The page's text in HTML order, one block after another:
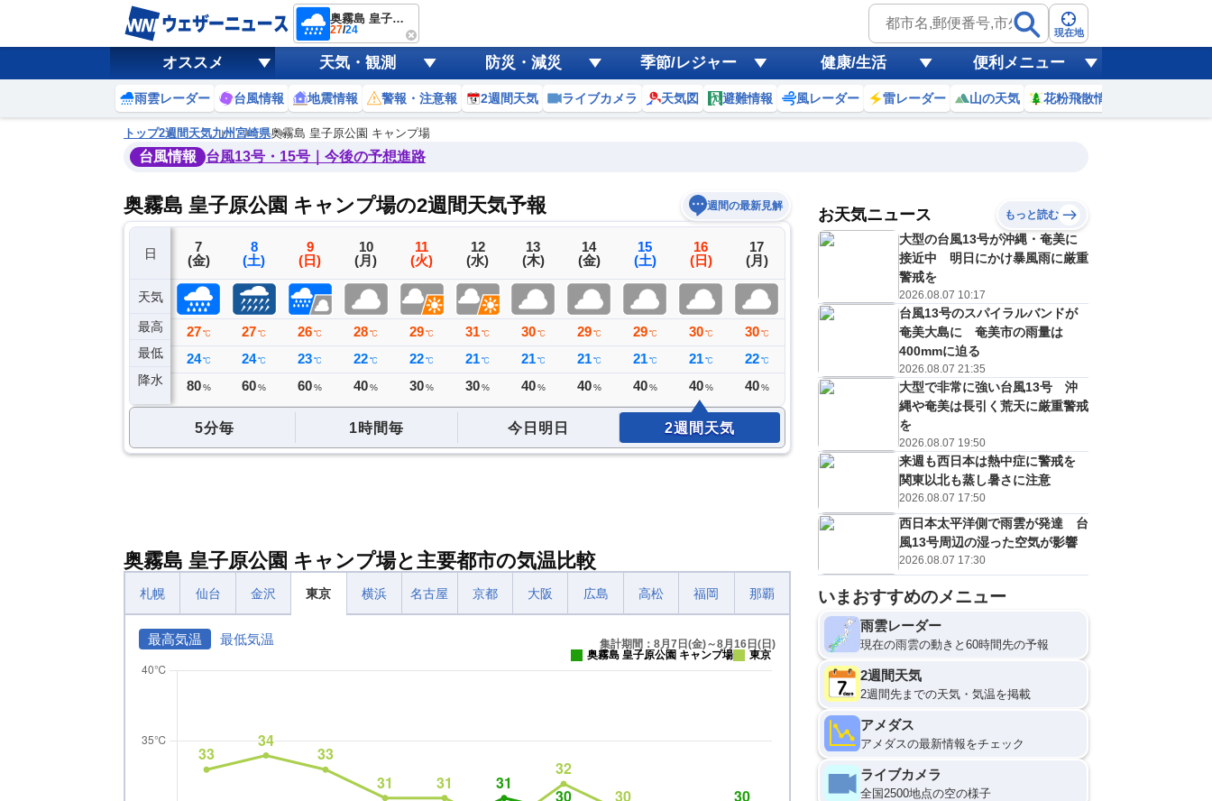
奥霧島 皇子原公園 キャンプ場
27/24 現在地
オススメ 天気・観測 防災・減災 季節/レジャー 健康/生活 便利メニュー
雨雲レーダー 台風情報 地震情報 警報・注意報 2週間天気 ライブカメラ 天気図 避難情報 風レーダー 雷レーダー 山の天気 花粉飛散情報
トップ2週間天気九州宮崎県奥霧島 皇子原公園 キャンプ場
台風情報 台風13号・15号｜今後の予想進路
奥霧島 皇子原公園 キャンプ場の2週間天気予報 週間の最新見解
日
天気
最高
最低
降水
6
(木)
30℃
24℃
36 ミリ
7
(金)
27 ℃
24 ℃
80 %
8
(土)
27 ℃
24℃
60 %
9
(日)
26 ℃
23 ℃
60 %
10
(月)
28 ℃
22 ℃
40 %
11
(火)
29℃
22℃
30%
12
(水)
31℃
21℃
30%
13
(木)
30℃
21℃
40%
14
(金)
29℃
21℃
40%
15
(土)
29 ℃
21 ℃
40 %
16
(日)
30 ℃
21 ℃
40 %
17
(月)
30 ℃
22 ℃
40 %
18
%
20
(木)
E
30℃
23
40%
21
(金)
E
32℃
23
40%
予報の
信頼度
B
C
D
5分毎 1時間毎 今日明日 2週間天気
奥霧島 皇子原公園 キャンプ場と主要都市の気温比較
札幌 仙台 金沢 東京 横浜 名古屋 京都 大阪 広島 高松 福岡 那覇
最高気温 最低気温
集計期間：8月7日(金)～8月16日(日)
奥霧島 皇子原公園 キャンプ場
東京
お天気ニュース もっと読む
大型の台風13号が沖縄・奄美に
接近中 明日にかけ暴風雨に厳重
警戒を
2026.08.07 10:17
台風13号のスパイラルバンドが
奄美大島に 奄美市の雨量は
400mmに迫る
2026.08.07 21:35
大型で非常に強い台風13号 沖
縄や奄美は長引く荒天に厳重警戒
を
2026.08.07 19:50
来週も西日本は熱中症に警戒を
関東以北も蒸し暑さに注意
2026.08.07 17:50
西日本太平洋側で雨雲が発達 台
風13号周辺の湿った空気が影響
2026.08.07 17:30
いまおすすめのメニュー
雨雲レーダー
現在の雨雲の動きと60時間先の予報
2週間天気
2週間先までの天気・気温を掲載
アメダス
アメダスの最新情報をチェック
ライブカメラ
全国2500地点の空の様子